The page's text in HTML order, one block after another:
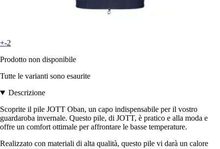
+-2
Prodotto non disponibile
Tutte le varianti sono esaurite
Descrizione
Scoprite il pile JOTT Oban, un capo indispensabile per il vostro
guardaroba invernale. Questo pile, di JOTT, è pratico e alla moda e
offre un comfort ottimale per affrontare le basse temperature.
Realizzato con materiali di alta qualità, questo pile vi darà un calore